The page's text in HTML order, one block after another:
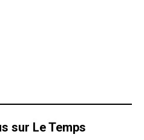
sur Le Temps